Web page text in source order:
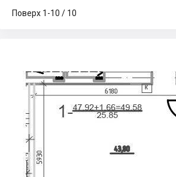
Поверх 1-10 / 10